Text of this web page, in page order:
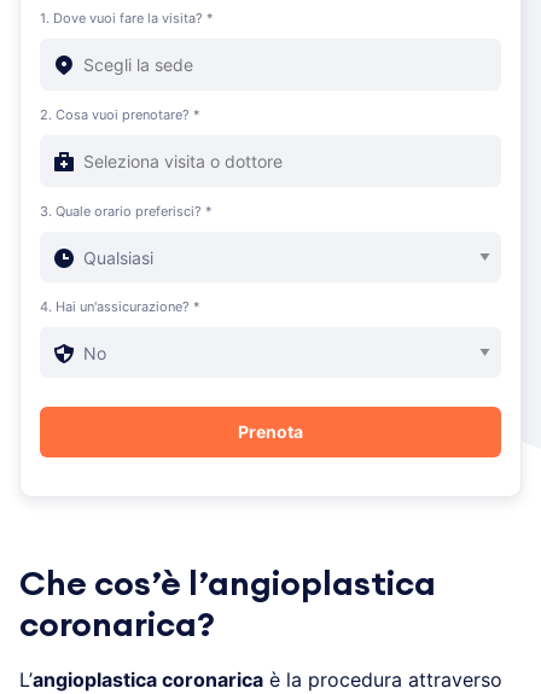
1. Dove vuoi fare la visita? *
2. Cosa vuoi prenotare? *
3. Quale orario preferisci? *
4. Hai un'assicurazione? *
Che cos’è l’angioplastica
coronarica?
L’angioplastica coronarica è la procedura attraverso